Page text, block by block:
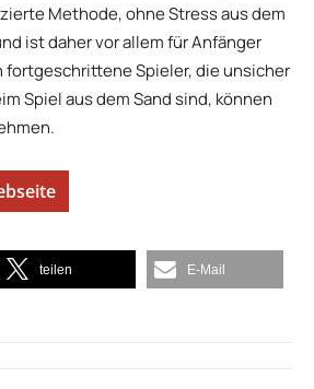
Methode, ohne Stress aus dem
ist daher vor allem für Anfänger
Spieler, die unsicher
Spiel aus dem Sand sind, können
teilen E-Mail